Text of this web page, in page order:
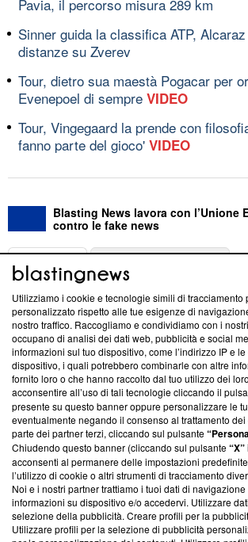
Pavia, il percorso misura 289 km
Sinner guida la classifica ATP,
distanze su Zverev
Tour, dietro sua maestà Pogacar per
Evenepoel di sempre VIDEO
Tour, Vingegaard la prende con
fanno parte del gioco' VIDEO
Blasting News lavora con l’Unione
contro le fake news
ABOUT
Questa sezione offre informazioni
News, sui nostri processi editoriali e su
creare news di qualità. Inoltre, afferma la
‘Trust Project - News with Integrity’Blasting
ancora membro del programma, ma ha
parte; Trust Project non ha ancora effettuato
conformità agli standard.
Su di noi
Team editoriale
Corporate
Redazione
Utilizziamo i cookie e tecnologie simili di tracciamento
personalizzato rispetto alle tue esigenze di
nostro traffico. Raccogliamo e condividiamo con i nostri
occupano di analisi dei dati web, pubblicità e social
informazioni sul tuo dispositivo, come l’indirizzo IP e
dispositivo, i quali potrebbero combinarle con altre
fornito loro o che hanno raccolto dal tuo utilizzo dei
acconsentire all’uso di tali tecnologie cliccando il
presente su questo banner oppure personalizzare le
eventualmente negando il consenso al trattamento
parte dei partner terzi, cliccando sul pulsante
Chiudendo questo banner (cliccando sul pulsante“X”
acconsenti al permanere delle impostazioni
l’utilizzo di cookie o altri strumenti di tracciamento
Noi e i nostri partner trattiamo i tuoi dati di
informazioni su dispositivo e/o accedervi. Utilizzare
selezione della pubblicità. Creare profili per la
Utilizzare profili per la selezione di pubblicità